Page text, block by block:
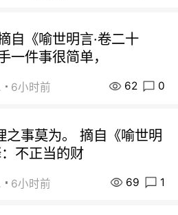
自《喻世明言·卷二十
一件事很简单，
6小时前 62 0
之事莫为。 摘自《喻世明
不正当的财
6小时前 69 1